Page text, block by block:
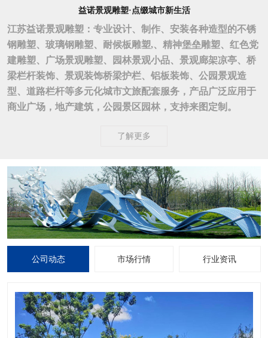
益诺景观雕塑·点缀城市新生活
江苏益诺景观雕塑：专业设计、制作、安装各种造型的不锈
钢雕塑、玻璃钢雕塑、耐候板雕塑,、精神堡垒雕塑、红色党
建雕塑、广场景观雕塑、园林景观小品、景观廊架凉亭、桥
梁栏杆装饰、景观装饰桥梁护栏、铝板装饰、公园景观造
型、道路栏杆等多元化城市文旅配套服务，产品广泛应用于
商业广场，地产建筑，公园景区园林，支持来图定制。
了解更多
公司动态 市场行情 行业资讯